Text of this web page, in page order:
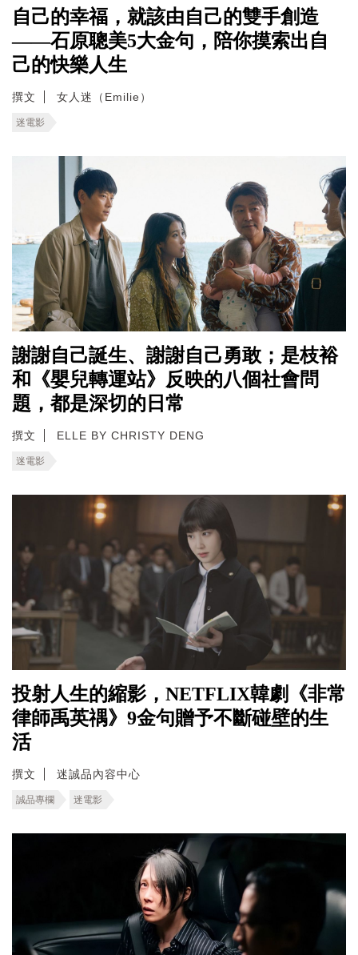
自己的幸福，就該由自己的雙手創造
——石原聰美5大金句，陪你摸索出自
己的快樂人生
撰文 女人迷（Emilie）
迷電影
謝謝自己誕生、謝謝自己勇敢；是枝裕
和《嬰兒轉運站》反映的八個社會問
題，都是深切的日常
撰文 ELLE BY CHRISTY DENG
迷電影
投射人生的縮影，NETFLIX韓劇《非常
律師禹英禑》9金句贈予不斷碰壁的生
活
撰文 迷誠品內容中心
誠品專欄 迷電影